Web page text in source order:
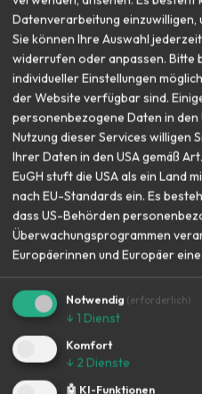
🟢Verfügbarkeit
Nimmt neue Klienten an
✉ Jetzt
⚡Auf einen Blick
🏥
TYP
Datenverarbeitung einzuwilligen,
Sie können Ihre Auswahl
widerrufen oder anpassen. Bitte
individueller Einstellungen
der Website verfügbar sind.
personenbezogene Daten in den
Nutzung dieser Services willigen
Ihrer Daten in den USA gemäß
EuGH stuft die USA als ein Land
nach EU-Standards ein. Es
dass US-Behörden
Überwachungsprogrammen
Europäerinnen und Europäer
Notwendig (erforderlich)
↓ 1 Dienst
Komfort
↓ 2 Dienste
🤖 KI-Funktionen